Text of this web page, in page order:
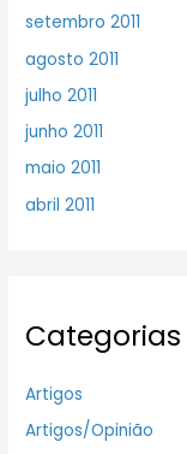
setembro 2011
agosto 2011
julho 2011
junho 2011
maio 2011
abril 2011
Categorias
Artigos
Artigos/Opinião